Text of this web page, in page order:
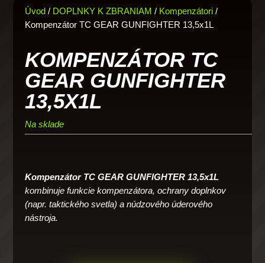
Úvod / DOPLNKY K ZBRANIAM / Kompenzátori /
Kompenzátor TC GEAR GUNFIGHTER 13,5x1L
KOMPENZÁTOR TC
GEAR GUNFIGHTER
13,5X1L
Na sklade
Kompenzátor TC GEAR GUNFIGHTER 13,5x1L
kombinuje funkcie kompenzátora, ochrany doplnkov
(napr. taktického svetla) a núdzového úderového
nástroja.